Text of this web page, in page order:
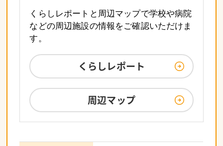
くらしレポートと周辺マップで学校や病院
などの周辺施設の情報をご確認いただけま
す。
くらしレポート
周辺マップ